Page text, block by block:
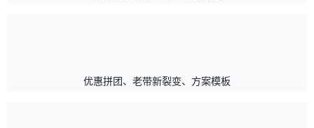
优惠拼团、老带新裂变、方案模板